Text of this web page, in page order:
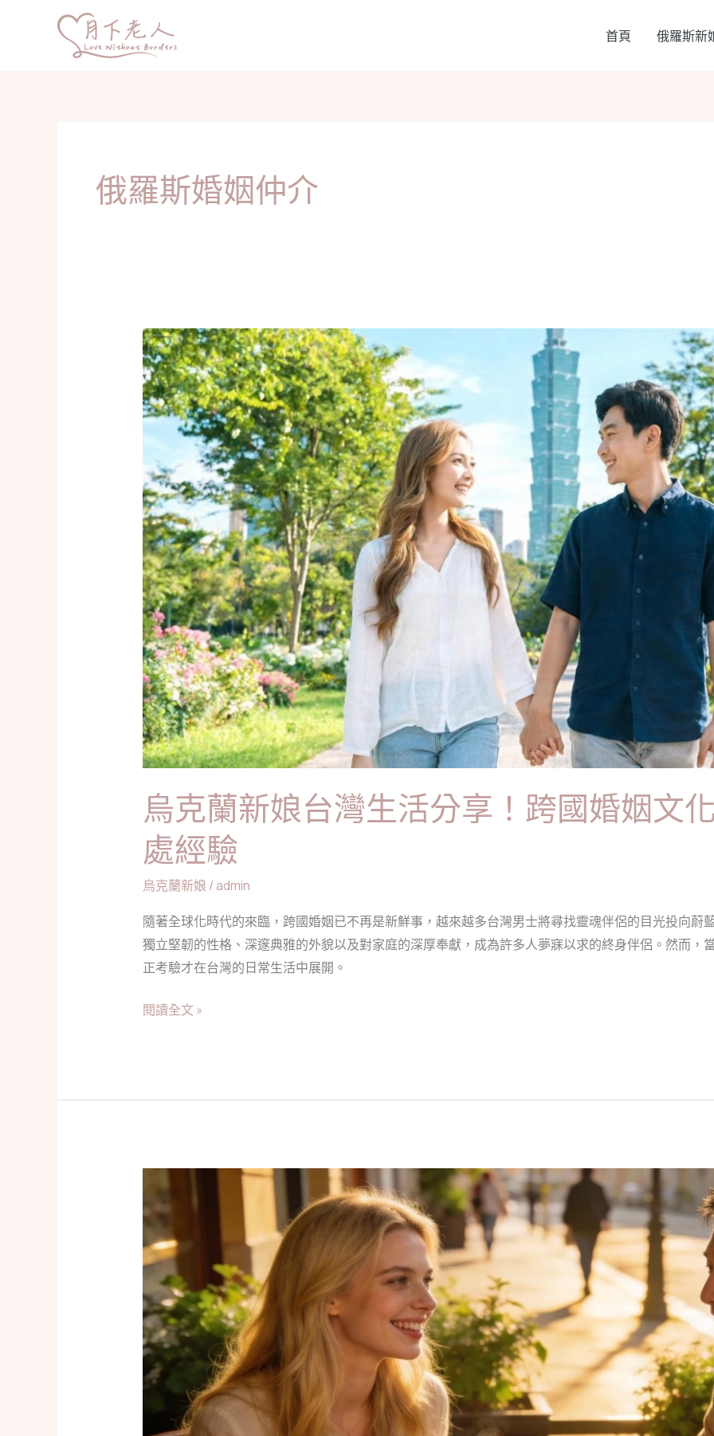
首頁 俄羅斯新
俄羅斯婚姻仲介
烏克蘭新娘台灣生活分享！跨國婚姻文
處經驗
烏克蘭新娘 / admin
隨著全球化時代的來臨，跨國婚姻已不再是新鮮事，越來越多台灣男士將尋找靈魂伴侶的目光投向蔚
獨立堅韌的性格、深邃典雅的外貌以及對家庭的深厚奉獻，成為許多人夢寐以求的終身伴侶。然而，
正考驗才在台灣的日常生活中展開。
烏
克
蘭
新
娘
灣
生
活
分
享！
跨
國
婚
姻
文
化
適
應
真
實
相
處
經
驗
閱讀全文 »
斯
新
娘
相
親
指
南：
除